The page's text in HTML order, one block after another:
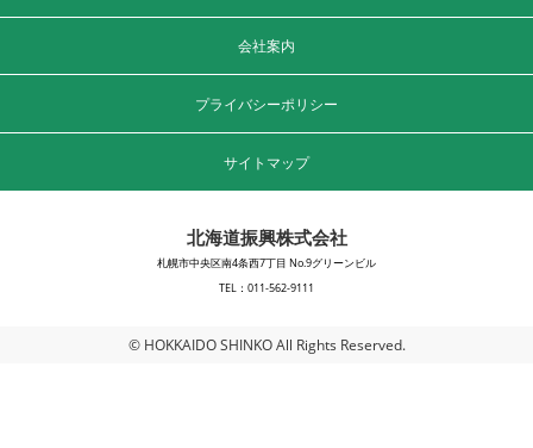
会社案内
プライバシーポリシー
サイトマップ
北海道振興株式会社
札幌市中央区南4条西7丁目 No.9グリーンビル
TEL：011-562-9111
© HOKKAIDO SHINKO All Rights Reserved.